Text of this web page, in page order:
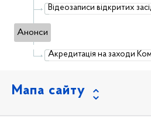
Відеозаписи відкритих
Анонси
Акредитація на заходи
Мапа сайту